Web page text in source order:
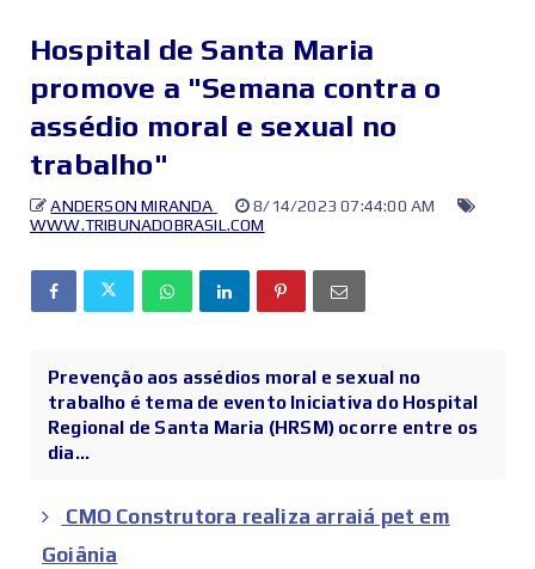
Hospital de Santa Maria
promove a "Semana contra o
assédio moral e sexual no
trabalho"
ANDERSON MIRANDA
8/14/2023 07:44:00 AM
WWW.TRIBUNADOBRASIL.COM
Prevenção aos assédios moral e sexual no
trabalho é tema de evento Iniciativa do Hospital
Regional de Santa Maria (HRSM) ocorre entre os
dia...
CMO Construtora realiza arraiá pet em
Goiânia